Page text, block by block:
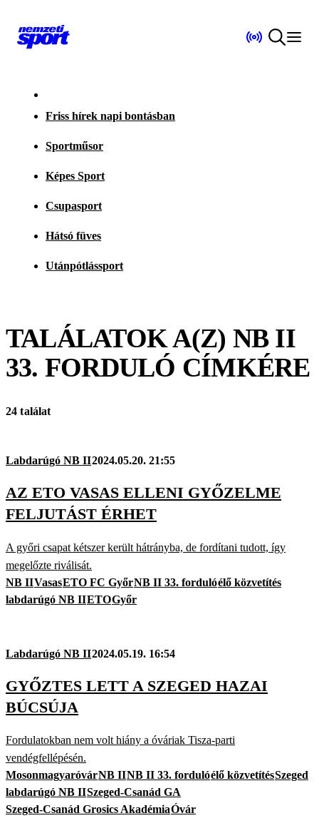
Friss hírek napi bontásban
Sportműsor
Képes Sport
Csupasport
Hátsó füves
Utánpótlássport
TALÁLATOK A(Z) NB II
33. FORDULÓ CÍMKÉRE
24 találat
Labdarúgó NB II2024.05.20. 21:55
AZ ETO VASAS ELLENI GYŐZELME
FELJUTÁST ÉRHET
A győri csapat kétszer került hátrányba, de fordítani tudott, így
megelőzte riválisát.
NB IIVasasETO FC GyőrNB II 33. fordulóélő közvetítés
labdarúgó NB IIETOGyőr
Labdarúgó NB II2024.05.19. 16:54
GYŐZTES LETT A SZEGED HAZAI
BÚCSÚJA
Fordulatokban nem volt hiány a óváriak Tisza-parti
vendégfellépésén.
MosonmagyaróvárNB IINB II 33. fordulóélő közvetítésSzeged
labdarúgó NB IISzeged-Csanád GA
Szeged-Csanád Grosics AkadémiaÓvár